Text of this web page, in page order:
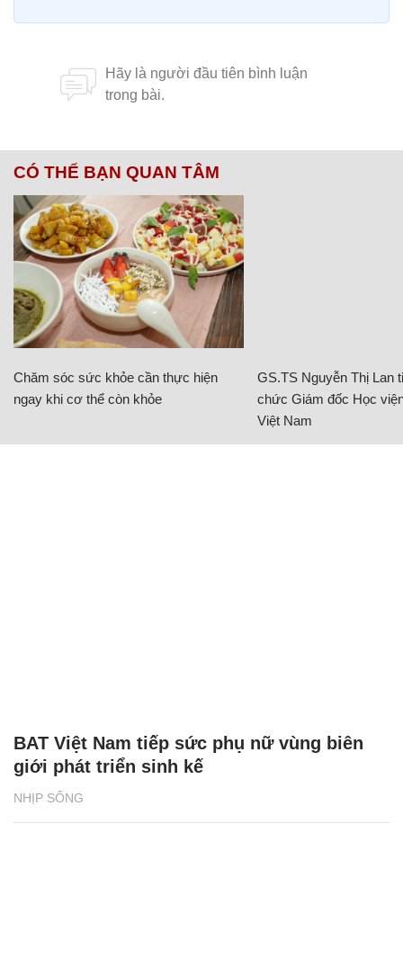
CÓ THỂ BẠN QUAN TÂM
Chăm sóc sức khỏe cần thực hiện
ngay khi cơ thể còn khỏe
GS.TS Nguyễn Thị Lan
chức Giám đốc Học
Việt Nam
NHỊP SỐNG
BAT Việt Nam tiếp sức phụ nữ vùng biên
giới phát triển sinh kế